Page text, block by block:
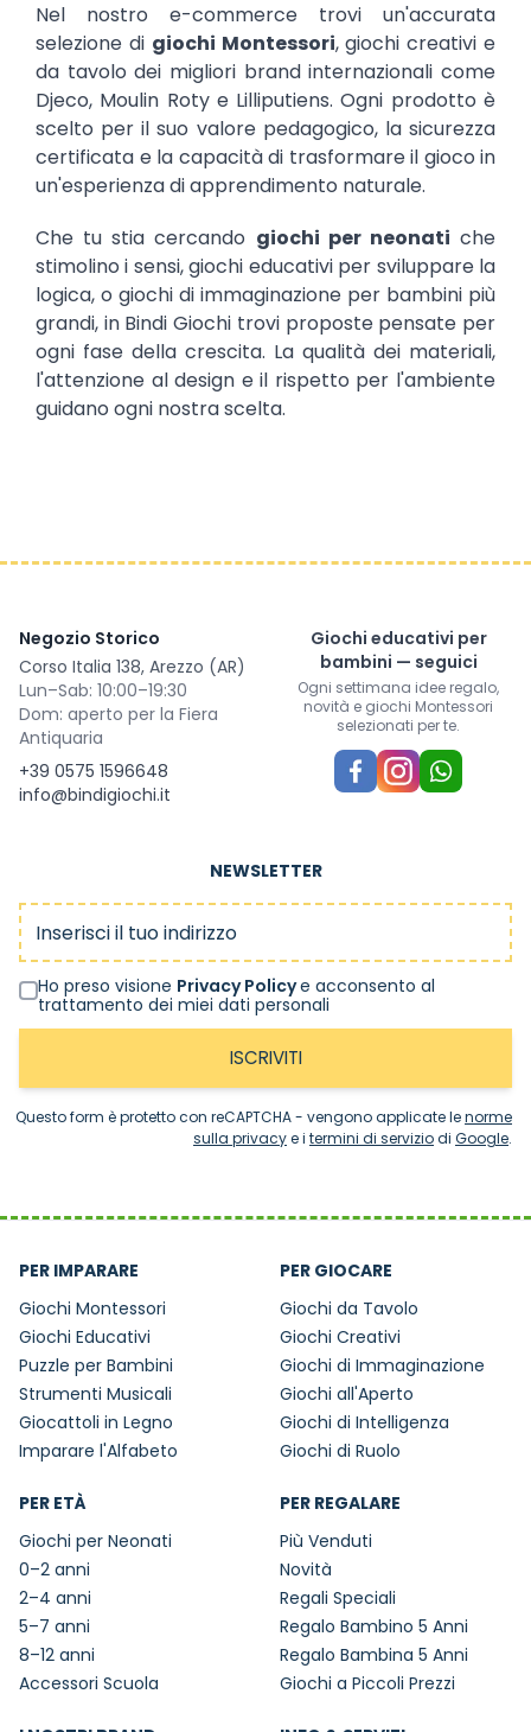
Nel nostro e-commerce trovi un'accurata
selezione di giochi Montessori, giochi creativi e
da tavolo dei migliori brand internazionali come
Djeco, Moulin Roty e Lilliputiens. Ogni prodotto è
scelto per il suo valore pedagogico, la sicurezza
certificata e la capacità di trasformare il gioco in
un'esperienza di apprendimento naturale.
Che tu stia cercando giochi per neonati che
stimolino i sensi, giochi educativi per sviluppare la
logica, o giochi di immaginazione per bambini più
grandi, in Bindi Giochi trovi proposte pensate per
ogni fase della crescita. La qualità dei materiali,
l'attenzione al design e il rispetto per l'ambiente
guidano ogni nostra scelta.
Negozio Storico
Corso Italia 138, Arezzo (AR)
Lun–Sab: 10:00–19:30
Dom: aperto per la Fiera
Antiquaria
+39 0575 1596648
info@bindigiochi.it
Giochi educativi per
bambini — seguici
Ogni settimana idee regalo,
novità e giochi Montessori
selezionati per te.
NEWSLETTER
Indirizzo email
Ho preso visione Privacy Policye acconsento al
trattamento dei miei dati personali
ISCRIVITI
Questo form è protetto con reCAPTCHA - vengono applicate lenorme
sulla privacye i termini di serviziodi Google.
PER IMPARARE
Giochi Montessori
Giochi Educativi
Puzzle per Bambini
Strumenti Musicali
Giocattoli in Legno
Imparare l'Alfabeto
PER GIOCARE
Giochi da Tavolo
Giochi Creativi
Giochi di Immaginazione
Giochi all'Aperto
Giochi di Intelligenza
Giochi di Ruolo
PER ETÀ
Giochi per Neonati
0–2 anni
2–4 anni
5–7 anni
8–12 anni
Accessori Scuola
PER REGALARE
Più Venduti
Novità
Regali Speciali
Regalo Bambino 5 Anni
Regalo Bambina 5 Anni
Giochi a Piccoli Prezzi